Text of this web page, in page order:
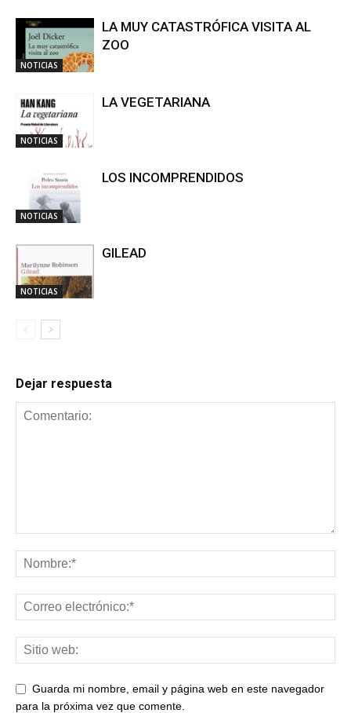
NOTICIAS
LA MUY CATASTRÓFICA VISITA AL
ZOO
NOTICIAS
LA VEGETARIANA
NOTICIAS
LOS INCOMPRENDIDOS
NOTICIAS
GILEAD
Dejar respuesta
Guarda mi nombre, email y página web en este navegador
para la próxima vez que comente.